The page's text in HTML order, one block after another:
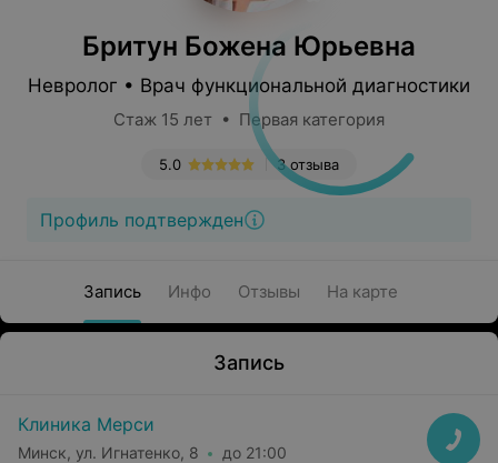
Бритун Божена Юрьевна
Невролог • Врач функциональной диагностики
Стаж 15 лет • Первая категория
3 отзыва
5.0
Профиль подтвержден
Запись Инфо Отзывы На карте
Запись
Клиника Мерси
Минск, ул. Игнатенко, 8 до 21:00